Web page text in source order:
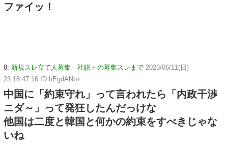
ファイッ！
8: 新規スレ立て人募集 社説＋の募集スレまで 2023/06/11(日)
23:18:47.16 ID:hEgdANb+
中国に「約束守れ」って言われたら「内政干渉
ニダ～」って発狂したんだっけな
他国は二度と韓国と何かの約束をすべきじゃな
いね